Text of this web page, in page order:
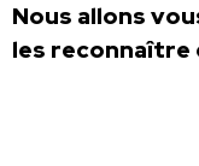
Nous allons
les reconnaître